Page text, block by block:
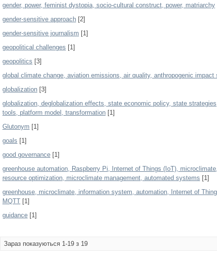
gender, power, feminist dystopia, socio-cultural construct, power, matriarchy
gender-sensitive approach [2]
gender-sensitive journalism [1]
geopolitical challenges [1]
geopolitics [3]
global climate change, aviation emissions, air quality, anthropogenic impact
globalization [3]
globalization, deglobalization effects, state economic policy, state
tools, platform model, transformation [1]
Glutonym [1]
goals [1]
good governance [1]
greenhouse automation, Raspberry Pi, Internet of Things (IoT),
resource optimization, microclimate management, automated systems [1]
greenhouse, microclimate, information system, automation, Internet of
MQTT [1]
guidance [1]
Зараз показуються 1-19 з 19